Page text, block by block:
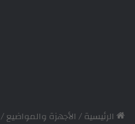
الرئيسية/ الأجهزة والمواضيع/